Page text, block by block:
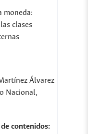
moneda:
clases
Álvarez
Nacional,
de contenidos: